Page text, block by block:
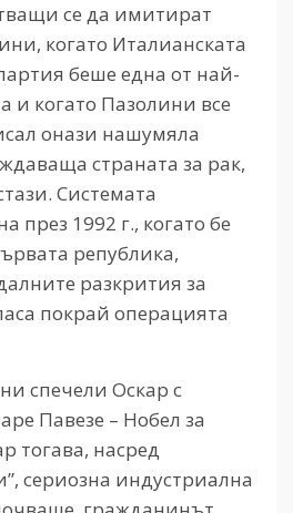
се да имитират
когато Италианската
беше една от най-
и когато Пазолини все
онази нашумяла
страната за рак,
Системата
през 1992 г., когато бе
република,
разкрития за
покрай операцията
спечели Оскар с
Павезе – Нобел за
тогава, насред
сериозна индустриална